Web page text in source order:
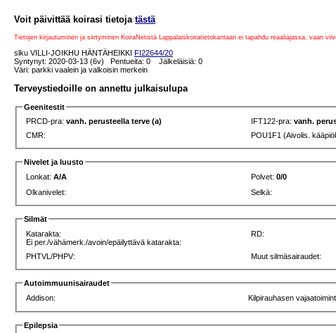
Voit päivittää koirasi tietoja tästä
Tietojen kirjautuminen ja siirtyminen KoiraNetistä Lappalaiskoiratietokantaan ei tapahdu reaaliajassa, vaan
slku VILLI-JOIKHU HÄNTÄHEIKKI FI22644/20
Syntynyt: 2020-03-13 (6v) Pentueita: 0 Jälkeläisiä: 0
Väri: parkki vaalein ja valkoisin merkein
Terveystiedoille on annettu julkaisulupa
Geenitestit
PRCD-pra:vanh. perusteella terve (a) IFT122-pra:vanh.
CMR:
POU1F1 (Aivolis.
Nivelet ja luusto
Lonkat:A/A Polvet:0/0
Olkanivelet:
Selkä:
Silmät
Katarakta:
Ei per./vähämerk./avoin/epäilyttävä katarakta:
RD:
PHTVL/PHPV: Muut silmäsairaudet:
Autoimmuunisairaudet
Addison:
Kilpirauhasen
Epilepsia